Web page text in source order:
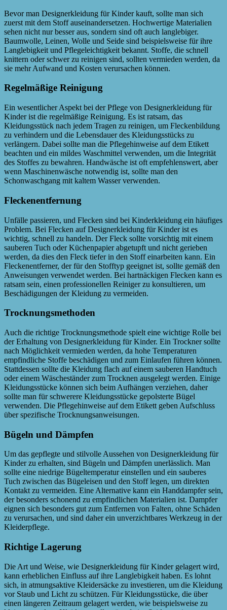
Bevor man Designerkleidung für Kinder kauft, sollte man sich
zuerst mit dem Stoff auseinandersetzen. Hochwertige Materialien
sehen nicht nur besser aus, sondern sind oft auch langlebiger.
Baumwolle, Leinen, Wolle und Seide sind beispielsweise für ihre
Langlebigkeit und Pflegeleichtigkeit bekannt. Stoffe, die schnell
knittern oder schwer zu reinigen sind, sollten vermieden werden, da
sie mehr Aufwand und Kosten verursachen können.
Regelmäßige Reinigung
Ein wesentlicher Aspekt bei der Pflege von Designerkleidung für
Kinder ist die regelmäßige Reinigung. Es ist ratsam, das
Kleidungsstück nach jedem Tragen zu reinigen, um Fleckenbildung
zu verhindern und die Lebensdauer des Kleidungsstücks zu
verlängern. Dabei sollte man die Pflegehinweise auf dem Etikett
beachten und ein mildes Waschmittel verwenden, um die Integrität
des Stoffes zu bewahren. Handwäsche ist oft empfehlenswert, aber
wenn Maschinenwäsche notwendig ist, sollte man den
Schonwaschgang mit kaltem Wasser verwenden.
Fleckenentfernung
Unfälle passieren, und Flecken sind bei Kinderkleidung ein häufiges
Problem. Bei Flecken auf Designerkleidung für Kinder ist es
wichtig, schnell zu handeln. Der Fleck sollte vorsichtig mit einem
sauberen Tuch oder Küchenpapier abgetupft und nicht gerieben
werden, da dies den Fleck tiefer in den Stoff einarbeiten kann. Ein
Fleckenentferner, der für den Stofftyp geeignet ist, sollte gemäß den
Anweisungen verwendet werden. Bei hartnäckigen Flecken kann es
ratsam sein, einen professionellen Reiniger zu konsultieren, um
Beschädigungen der Kleidung zu vermeiden.
Trocknungsmethoden
Auch die richtige Trocknungsmethode spielt eine wichtige Rolle bei
der Erhaltung von Designerkleidung für Kinder. Ein Trockner sollte
nach Möglichkeit vermieden werden, da hohe Temperaturen
empfindliche Stoffe beschädigen und zum Einlaufen führen können.
Stattdessen sollte die Kleidung flach auf einem sauberen Handtuch
oder einem Wäscheständer zum Trocknen ausgelegt werden. Einige
Kleidungsstücke können sich beim Aufhängen verziehen, daher
sollte man für schwerere Kleidungsstücke gepolsterte Bügel
verwenden. Die Pflegehinweise auf dem Etikett geben Aufschluss
über spezifische Trocknungsanweisungen.
Bügeln und Dämpfen
Um das gepflegte und stilvolle Aussehen von Designerkleidung für
Kinder zu erhalten, sind Bügeln und Dämpfen unerlässlich. Man
sollte eine niedrige Bügeltemperatur einstellen und ein sauberes
Tuch zwischen das Bügeleisen und den Stoff legen, um direkten
Kontakt zu vermeiden. Eine Alternative kann ein Handdampfer sein,
der besonders schonend zu empfindlichen Materialien ist. Dampfer
eignen sich besonders gut zum Entfernen von Falten, ohne Schäden
zu verursachen, und sind daher ein unverzichtbares Werkzeug in der
Kleiderpflege.
Richtige Lagerung
Die Art und Weise, wie Designerkleidung für Kinder gelagert wird,
kann erheblichen Einfluss auf ihre Langlebigkeit haben. Es lohnt
sich, in atmungsaktive Kleidersäcke zu investieren, um die Kleidung
vor Staub und Licht zu schützen. Für Kleidungsstücke, die über
einen längeren Zeitraum gelagert werden, wie beispielsweise zu